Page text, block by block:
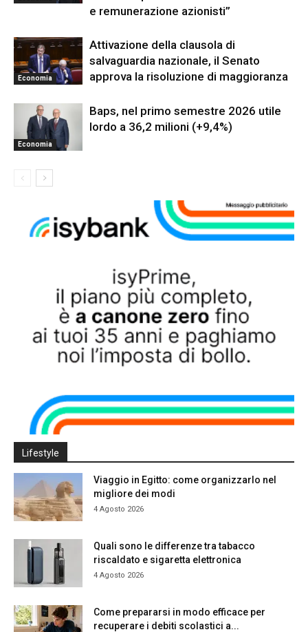
e remunerazione azionisti”
Economia
Attivazione della clausola di
salvaguardia nazionale, il Senato
approva la risoluzione di maggioranza
Economia
Baps, nel primo semestre 2026 utile
lordo a 36,2 milioni (+9,4%)
Lifestyle
Viaggio in Egitto: come organizzarlo nel
migliore dei modi
4 Agosto 2026
Quali sono le differenze tra tabacco
riscaldato e sigaretta elettronica
4 Agosto 2026
Come prepararsi in modo efficace per
recuperare i debiti scolastici a...